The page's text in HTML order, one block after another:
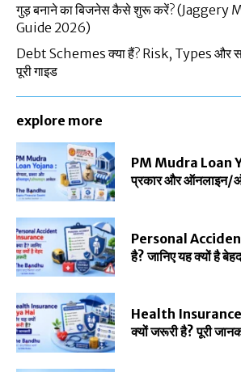
गुड़ बनाने का बिजनेस कैसे शुरू करें? (Jaggery
Guide 2026)
Debt Schemes क्या हैं? Risk, Types और
पूरी गाइड
explore more
PM Mudra Loan
प्रकार और
Personal
है? जानिए यह क्यों है
Health
क्यों जरूरी है? पूरी